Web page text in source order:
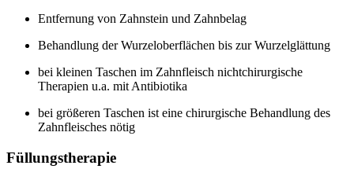
Entfernung von Zahnstein und Zahnbelag
Behandlung der Wurzeloberflächen bis zur Wurzelglättung
bei kleinen Taschen im Zahnfleisch nichtchirurgische
Therapien u.a. mit Antibiotika
bei größeren Taschen ist eine chirurgische Behandlung des
Zahnfleisches nötig
Füllungstherapie